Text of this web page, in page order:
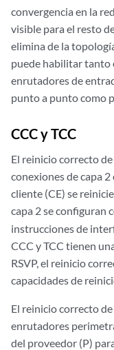
convergencia en la
visible para el resto
elimina de la
puede habilitar tanto
enrutadores de
punto a punto como
CCC y TCC
El reinicio correcto
conexiones de capa
cliente (CE) se
capa 2 se configuran
instrucciones de
CCC y TCC tienen
RSVP, el reinicio
capacidades de
El reinicio correcto
enrutadores
del proveedor (P)